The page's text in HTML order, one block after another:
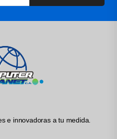
e innovadoras a tu medida.